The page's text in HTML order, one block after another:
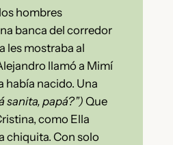
hombres
banca del corredor
les mostraba al
llamó a Mimí
había nacido. Una
sanita, papá?”) Que
como Ella
chiquita. Con solo